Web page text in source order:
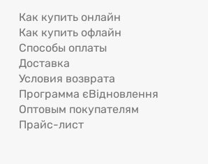
Как купить онлайн
Как купить офлайн
Способы оплаты
Доставка
Условия возврата
Программа єВідновлення
Оптовым покупателям
Прайс-лист